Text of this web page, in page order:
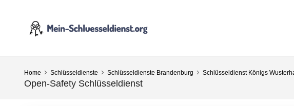
Home Schlüsseldienste Schlüsseldienste Brandenburg Schlüsseldienst Königs
Open-Safety Schlüsseldienst